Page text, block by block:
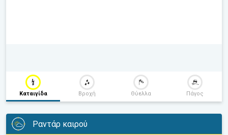
Καταιγίδα Βροχή Θύελλα Πάγος
Ραντάρ καιρού